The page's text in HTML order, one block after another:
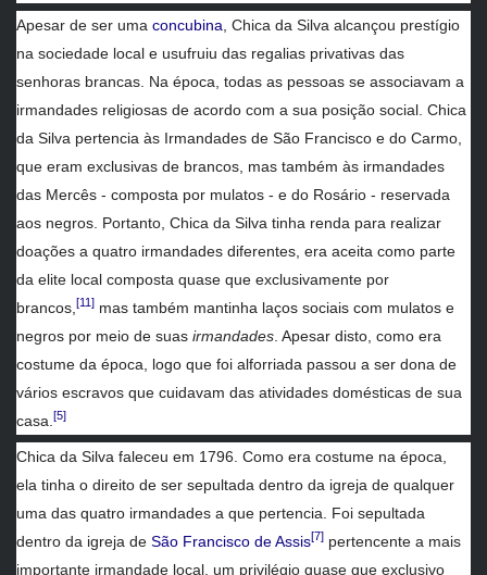
Apesar de ser uma concubina , Chica da Silva alcançou prestígio
na sociedade local e usufruiu das regalias privativas das
senhoras brancas. Na época, todas as pessoas se associavam a
irmandades religiosas de acordo com a sua posição social. Chica
da Silva pertencia às Irmandades de São Francisco e do Carmo,
que eram exclusivas de brancos, mas também às irmandades
das Mercês - composta por mulatos - e do Rosário - reservada
aos negros. Portanto, Chica da Silva tinha renda para realizar
doações a quatro irmandades diferentes, era aceita como parte
da elite local composta quase que exclusivamente por
brancos, [11]mas também mantinha laços sociais com mulatos e
negros por meio de suas irmandades. Apesar disto, como era
costume da época, logo que foi alforriada passou a ser dona de
vários escravos que cuidavam das atividades domésticas de sua
casa. [5]
Chica da Silva faleceu em 1796. Como era costume na época,
ela tinha o direito de ser sepultada dentro da igreja de qualquer
uma das quatro irmandades a que pertencia. Foi sepultada
dentro da igreja de São Francisco de Assis[7]pertencente a mais
importante irmandade local, um privilégio quase que exclusivo